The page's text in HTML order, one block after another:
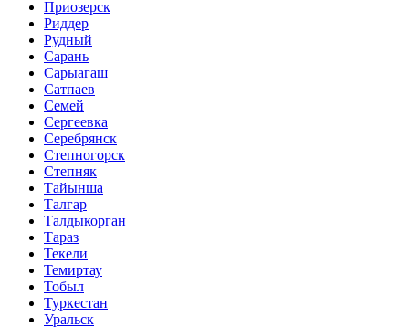
Приозерск
Риддер
Рудный
Сарань
Сарыагаш
Сатпаев
Семей
Сергеевка
Серебрянск
Степногорск
Степняк
Тайынша
Талгар
Талдыкорган
Тараз
Текели
Темиртау
Тобыл
Туркестан
Уральск